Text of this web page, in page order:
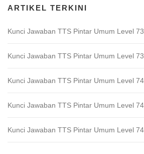
ARTIKEL TERKINI
Kunci Jawaban TTS Pintar Umum Level
Kunci Jawaban TTS Pintar Umum Level
Kunci Jawaban TTS Pintar Umum Level
Kunci Jawaban TTS Pintar Umum Level
Kunci Jawaban TTS Pintar Umum Level